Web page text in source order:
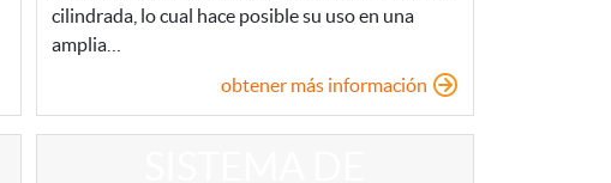
cilindrada, lo cual hace posible su uso en una
amplia…
obtener más información